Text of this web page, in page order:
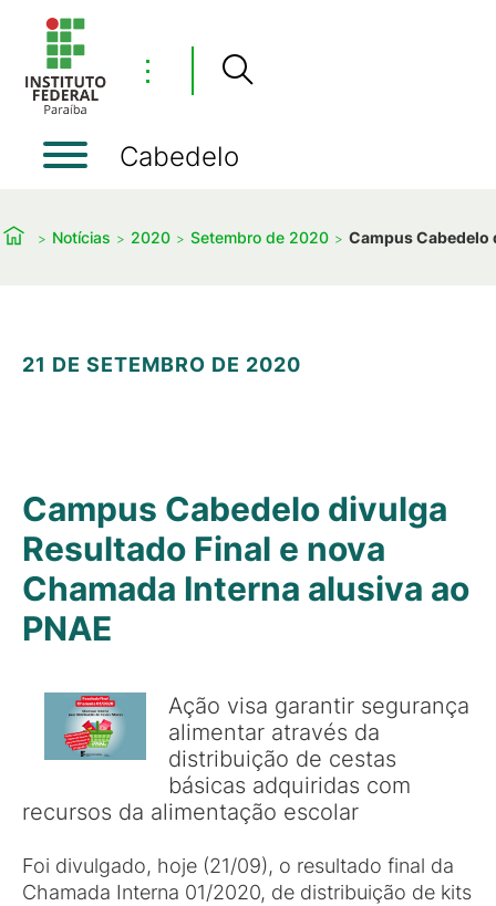
⋮
Cabedelo
Notícias 2020 Setembro de 2020 Campus Cabedelo
21 DE SETEMBRO DE 2020
Campus Cabedelo divulga
Resultado Final e nova
Chamada Interna alusiva ao
PNAE
Ação visa garantir segurança
alimentar através da
distribuição de cestas
básicas adquiridas com
recursos da alimentação escolar
Foi divulgado, hoje (21/09), o resultado final da
Chamada Interna 01/2020, de distribuição de kits